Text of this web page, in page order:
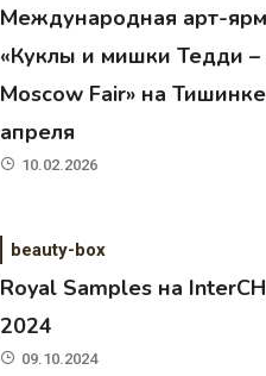
Международная арт-
«Куклы и мишки Тедди –
Moscow Fair» на
апреля
10.02.2026
beauty-box
Royal Samples на
2024
09.10.2024